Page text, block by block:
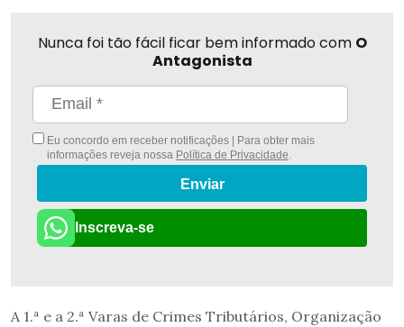
Nunca foi tão fácil ficar bem informado com O
Antagonista
Eu concordo em receber notificações | Para obter mais
informações reveja nossa Política de Privacidade
Enviar
Inscreva-se
A 1.ª e a 2.ª Varas de Crimes Tributários, Organização